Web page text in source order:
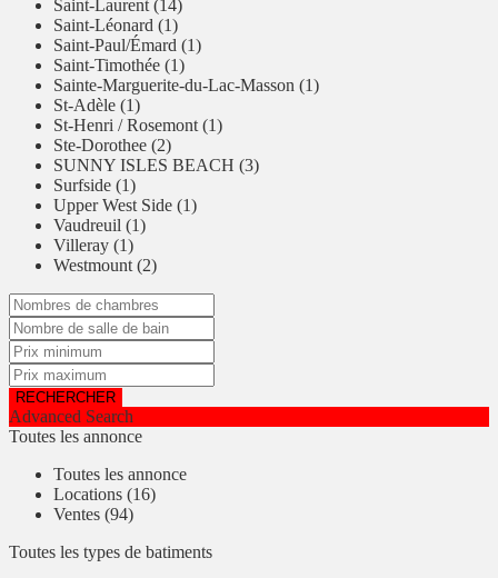
Saint-Laurent (14)
Saint-Léonard (1)
Saint-Paul/Émard (1)
Saint-Timothée (1)
Sainte-Marguerite-du-Lac-Masson (1)
St-Adèle (1)
St-Henri / Rosemont (1)
Ste-Dorothee (2)
SUNNY ISLES BEACH (3)
Surfside (1)
Upper West Side (1)
Vaudreuil (1)
Villeray (1)
Westmount (2)
Advanced Search
Toutes les annonce
Toutes les annonce
Locations (16)
Ventes (94)
Toutes les types de batiments